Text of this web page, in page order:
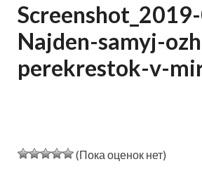
Najden-samyj-
perekrestok-v-
(Пока оценок нет)